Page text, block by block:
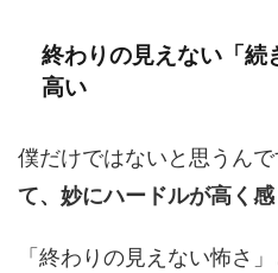
終わりの見えない「続
高い
僕だけではないと思うんで
て、妙にハードルが高く
「終わりの見えない怖さ